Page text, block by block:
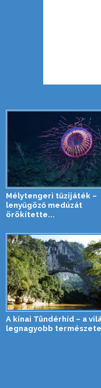
Mélytengeri tűzijáték –
lenyűgöző medúzát
örökítette...
A kínai Tündérhíd – a
legnagyobb